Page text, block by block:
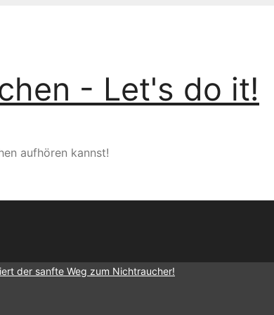
- Let's do it!
aufhören kannst!
der sanfte Weg zum Nichtraucher!